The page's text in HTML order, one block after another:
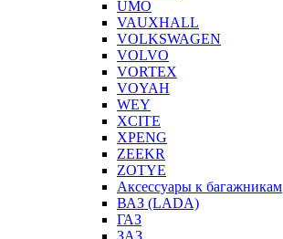
UMO
VAUXHALL
VOLKSWAGEN
VOLVO
VORTEX
VOYAH
WEY
XCITE
XPENG
ZEEKR
ZOTYE
Аксессуары к багажникам
ВАЗ (LADA)
ГАЗ
ЗАЗ